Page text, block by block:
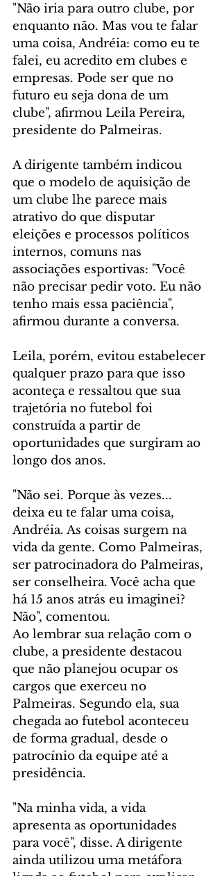
"Não iria para outro clube, por
enquanto não. Mas vou te falar
uma coisa, Andréia: como eu te
falei, eu acredito em clubes e
empresas. Pode ser que no
futuro eu seja dona de um
clube", afirmou Leila Pereira,
presidente do Palmeiras.
A dirigente também indicou
que o modelo de aquisição de
um clube lhe parece mais
atrativo do que disputar
eleições e processos políticos
internos, comuns nas
associações esportivas: "Você
não precisar pedir voto. Eu não
tenho mais essa paciência",
afirmou durante a conversa.
Leila, porém, evitou estabelecer
qualquer prazo para que isso
aconteça e ressaltou que sua
trajetória no futebol foi
construída a partir de
oportunidades que surgiram ao
longo dos anos.
"Não sei. Porque às vezes...
deixa eu te falar uma coisa,
Andréia. As coisas surgem na
vida da gente. Como Palmeiras,
ser patrocinadora do Palmeiras,
ser conselheira. Você acha que
há 15 anos atrás eu imaginei?
Não", comentou.
Ao lembrar sua relação com o
clube, a presidente destacou
que não planejou ocupar os
cargos que exerceu no
Palmeiras. Segundo ela, sua
chegada ao futebol aconteceu
de forma gradual, desde o
patrocínio da equipe até a
presidência.
"Na minha vida, a vida
apresenta as oportunidades
para você", disse. A dirigente
ainda utilizou uma metáfora